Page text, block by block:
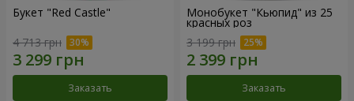
Букет "Red Castle"
4 713 грн
Заказать
Монобукет "Кьюпид" из 25
красных роз
3 199 грн
Заказать